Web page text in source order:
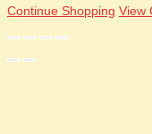
Continue Shopping View